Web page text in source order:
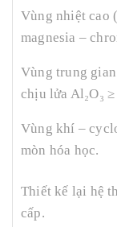
Vùng nhiệt cao
magnesia –
Vùng trung
chịu lửa Al₂O₃
Vùng khí –
mòn hóa học.
Thiết kế lại hệ
cấp.